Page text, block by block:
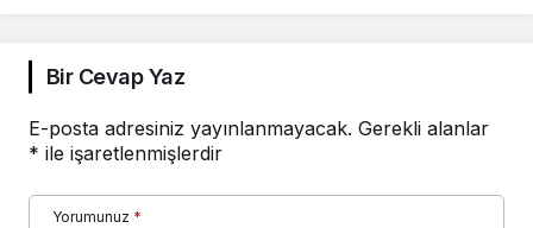
Bir Cevap Yaz
E-posta adresiniz yayınlanmayacak. Gerekli alanlar
* ile işaretlenmişlerdir
Yorumunuz *